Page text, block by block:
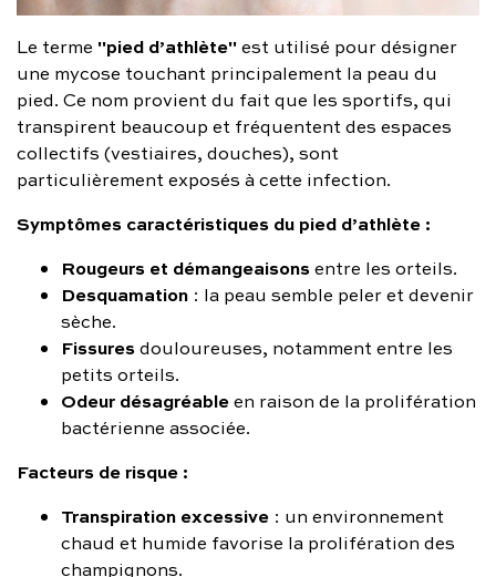
Le terme "pied d’athlète"est utilisé pour désigner
une mycose touchant principalement la peau du
pied. Ce nom provient du fait que les sportifs, qui
transpirent beaucoup et fréquentent des espaces
collectifs (vestiaires, douches), sont
particulièrement exposés à cette infection.
Symptômes caractéristiques du pied d’athlète :
Rougeurs et démangeaisonsentre les orteils.
Desquamation : la peau semble peler et devenir
sèche.
Fissuresdouloureuses, notamment entre les
petits orteils.
Odeur désagréableen raison de la prolifération
bactérienne associée.
Facteurs de risque :
Transpiration excessive : un environnement
chaud et humide favorise la prolifération des
champignons.